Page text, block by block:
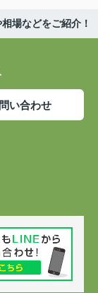
場などをご紹介！
い合わせ